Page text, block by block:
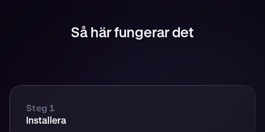
Så här fungerar det
Steg 1
Installera